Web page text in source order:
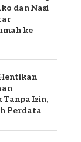
dan Nasi
ke
Tanpa Izin,
Perdata